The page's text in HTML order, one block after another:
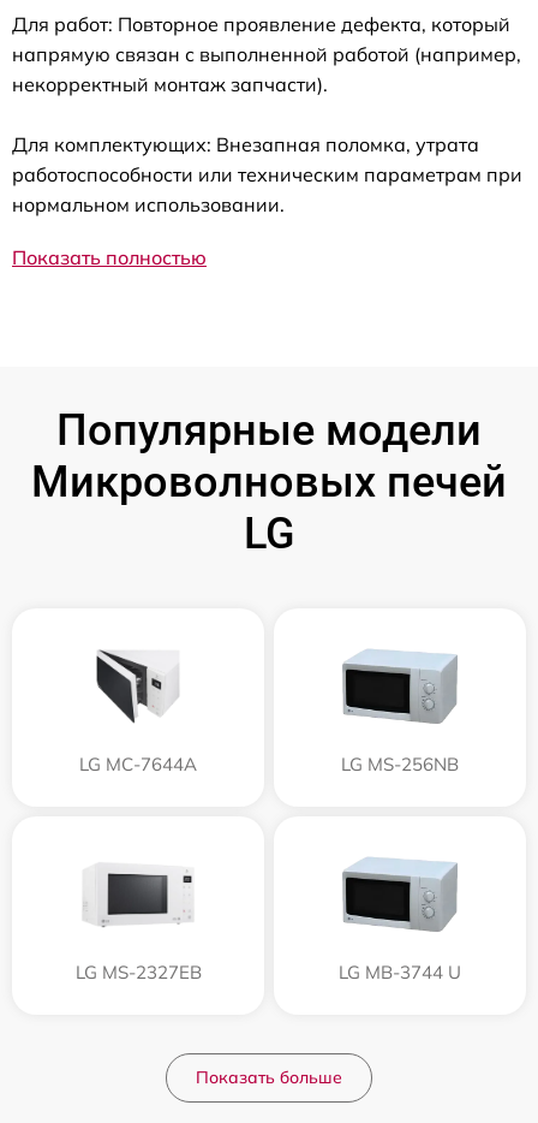
Для работ: Повторное проявление дефекта, который
напрямую связан с выполненной работой (например,
некорректный монтаж запчасти).
Для комплектующих: Внезапная поломка, утрата
работоспособности или техническим параметрам при
нормальном использовании.
Показать полностью
Популярные модели
Микроволновых печей
LG
LG MC-7644A LG MS-256NB
LG MS-2327EB LG MB-3744 U
Показать больше